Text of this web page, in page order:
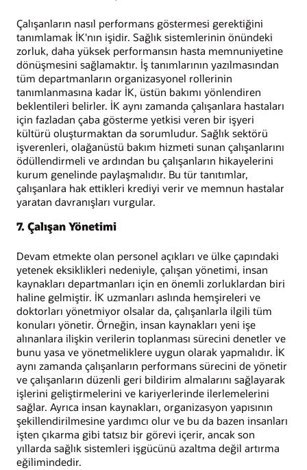
Çalışanların nasıl performans göstermesi gerektiğini
tanımlamak İK'nın işidir. Sağlık sistemlerinin önündeki
zorluk, daha yüksek performansın hasta memnuniyetine
dönüşmesini sağlamaktır. İş tanımlarının yazılmasından
tüm departmanların organizasyonel rollerinin
tanımlanmasına kadar İK, üstün bakımı yönlendiren
beklentileri belirler. İK aynı zamanda çalışanlara hastaları
için fazladan çaba gösterme yetkisi veren bir işyeri
kültürü oluşturmaktan da sorumludur. Sağlık sektörü
işverenleri, olağanüstü bakım hizmeti sunan çalışanlarını
ödüllendirmeli ve ardından bu çalışanların hikayelerini
kurum genelinde paylaşmalıdır. Bu tür tanıtımlar,
çalışanlara hak ettikleri krediyi verir ve memnun hastalar
yaratan davranışları vurgular.
7. Çalışan Yönetimi
Devam etmekte olan personel açıkları ve ülke çapındaki
yetenek eksiklikleri nedeniyle, çalışan yönetimi, insan
kaynakları departmanları için en önemli zorluklardan biri
haline gelmiştir. İK uzmanları aslında hemşireleri ve
doktorları yönetmiyor olsalar da, çalışanlarla ilgili tüm
konuları yönetir. Örneğin, insan kaynakları yeni işe
alınanlara ilişkin verilerin toplanması sürecini denetler ve
bunu yasa ve yönetmeliklere uygun olarak yapmalıdır. İK
aynı zamanda çalışanların performans sürecini de yönetir
ve çalışanların düzenli geri bildirim almalarını sağlayarak
işlerini geliştirmelerini ve kariyerlerinde ilerlemelerini
sağlar. Ayrıca insan kaynakları, organizasyon yapısının
şekillendirilmesine yardımcı olur ve bu da bazen insanları
işten çıkarma gibi tatsız bir görevi içerir, ancak son
yıllarda sağlık sistemleri işgücünü azaltma değil artırma
eğilimindedir.